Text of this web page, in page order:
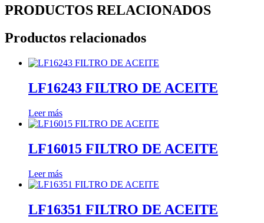
PRODUCTOS RELACIONADOS
Productos relacionados
LF16243 FILTRO DE ACEITE
Leer más
LF16015 FILTRO DE ACEITE
Leer más
LF16351 FILTRO DE ACEITE